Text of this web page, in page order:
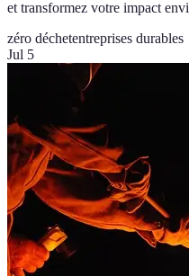
et transformez votre impact
zéro déchetentreprises durables
Jul 5